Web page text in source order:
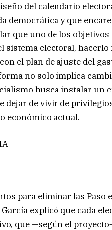
del calendario
democrática y que
que uno de los
sistema electoral,
el plan de ajuste del
no solo implica
busca instalar un
dejar de vivir de
económico actual.
para eliminar las Paso
explicó que cada
que —según el